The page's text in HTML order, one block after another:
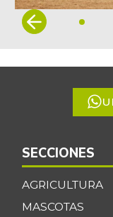
Item
5
SECCIONES
AGRICULTURA
MASCOTAS